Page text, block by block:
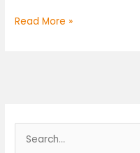
유
Read More »